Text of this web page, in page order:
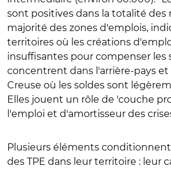
sont positives dans la totalité des
majorité des zones d'emplois,
territoires où les créations
insuffisantes pour compenser les
concentrent dans l'arrière-pays et
Creuse où les soldes sont
Elles jouent un rôle de 'couche
l'emploi et d'amortisseur des
Plusieurs éléments
des TPE dans leur territoire : leur